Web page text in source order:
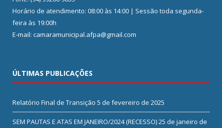
Horário de atendimento: 08:00 às 14:00 | Sessão toda segunda-
feira às 19:00h
E-mail: camaramunicipal.afpa@gmail.com
ÚLTIMAS PUBLICAÇÕES
Relatório Final de Transição 5 de fevereiro de 2025
SEM PAUTAS E ATAS EM JANEIRO/2024 (RECESSO)25 de janeiro de